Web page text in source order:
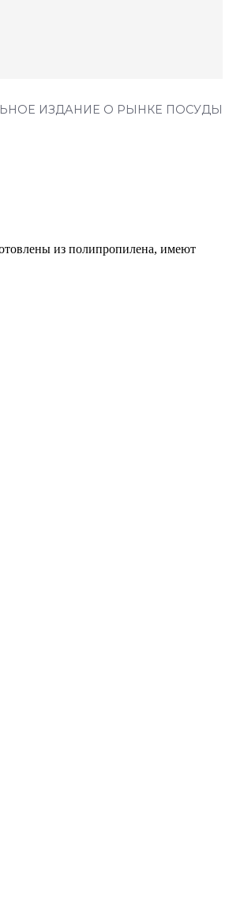
ИЗДАНИЕ О РЫНКЕ ПОСУДЫ
из полипропилена, имеют